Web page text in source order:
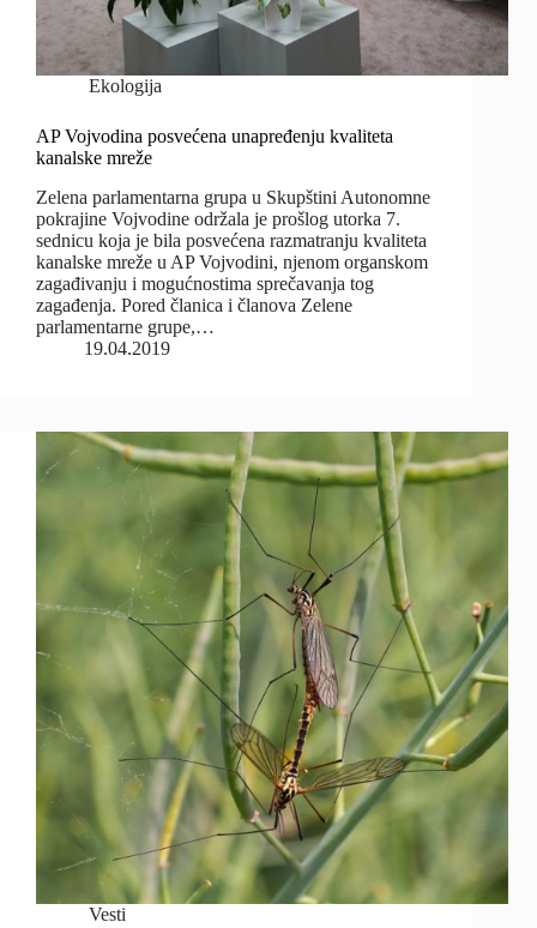
Ekologija
AP Vojvodina posvećena unapređenju kvaliteta
kanalske mreže
Zelena parlamentarna grupa u Skupštini Autonomne
pokrajine Vojvodine održala je prošlog utorka 7.
sednicu koja je bila posvećena razmatranju kvaliteta
kanalske mreže u AP Vojvodini, njenom organskom
zagađivanju i mogućnostima sprečavanja tog
zagađenja. Pored članica i članova Zelene
parlamentarne grupe,…
19.04.2019
Vesti